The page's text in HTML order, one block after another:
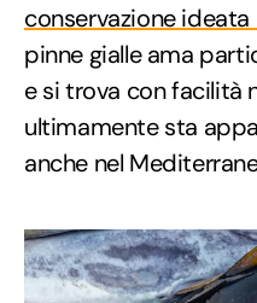
conservazione
pinne gialle ama
e si trova con facilità
ultimamente sta
anche nel